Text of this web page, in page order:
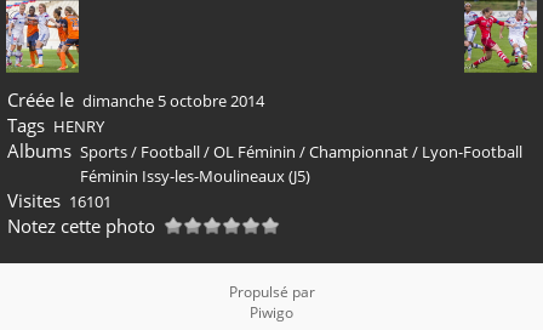
Créée le dimanche 5 octobre 2014
Tags HENRY
Albums Sports/ Football/OL Féminin /Championnat/ Lyon-Football
Féminin Issy-les-Moulineaux (J5)
Visites 16101
Notez cette photo
Propulsé par
Piwigo